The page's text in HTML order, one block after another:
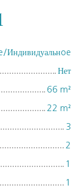
Индивидуальнoe
Нет
66 m²
22 m²
3
2
1
1